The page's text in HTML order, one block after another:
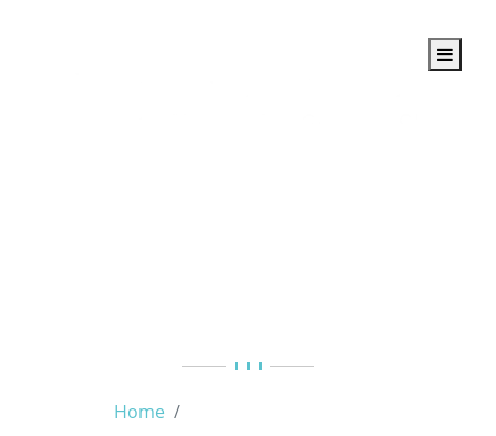
Home